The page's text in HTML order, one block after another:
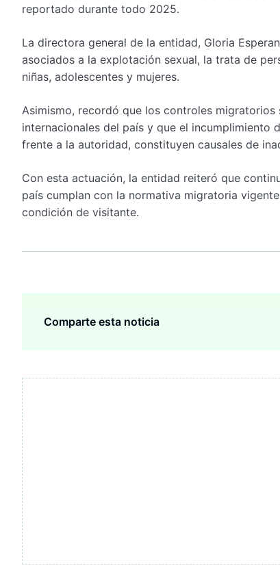
reportado durante todo 2025.
La directora general de la entidad, Gloria
asociados a la explotación sexual, la trata de
niñas, adolescentes y mujeres.
Asimismo, recordó que los controles
internacionales del país y que el incumplimiento
frente a la autoridad, constituyen causales de
Con esta actuación, la entidad reiteró que
país cumplan con la normativa migratoria
condición de visitante.
Comparte esta noticia